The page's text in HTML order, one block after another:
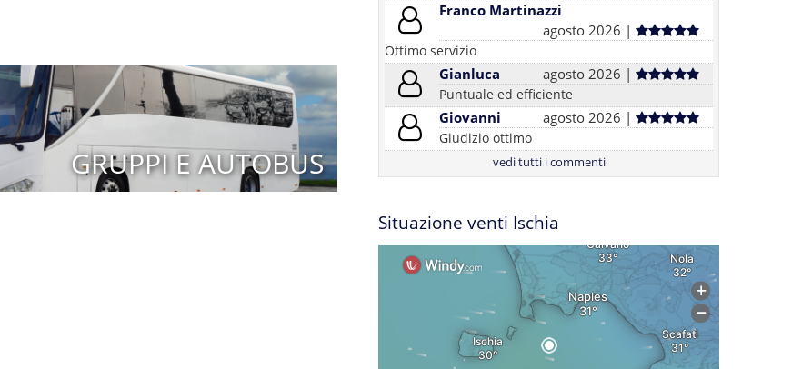
GRUPPI E AUTOBUS
Franco Martinazzi
agosto 2026 |
Ottimo servizio
Gianluca agosto 2026 |
Puntuale ed efficiente
Giovanni agosto 2026 |
Giudizio ottimo
vedi tutti i commenti
Situazione venti Ischia